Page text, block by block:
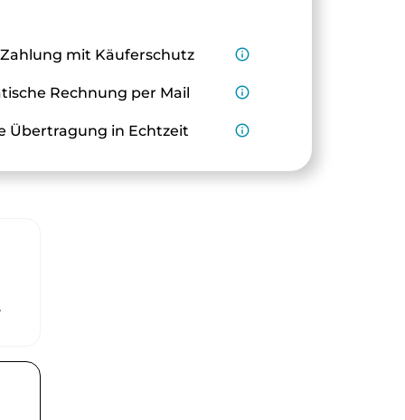
mit Käuferschutz info_outline
Rechnung per Mail info_outline
Übertragung in Echtzeit info_outline